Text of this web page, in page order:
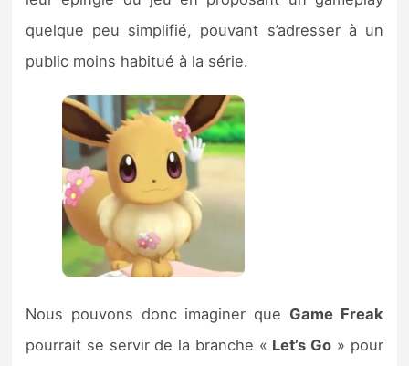
quelque peu simplifié, pouvant s’adresser à un
public moins habitué à la série.
Nous pouvons donc imaginer que Game Freak
pourrait se servir de la branche « Let’s Go » pour